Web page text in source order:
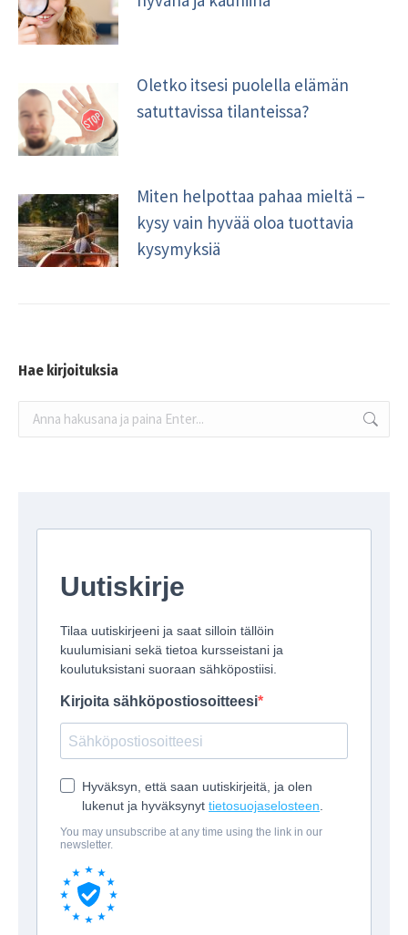
Oletko itsesi puolella elämän
satuttavissa tilanteissa?
Miten helpottaa pahaa mieltä –
kysy vain hyvää oloa tuottavia
kysymyksiä
Hae kirjoituksia
Search: